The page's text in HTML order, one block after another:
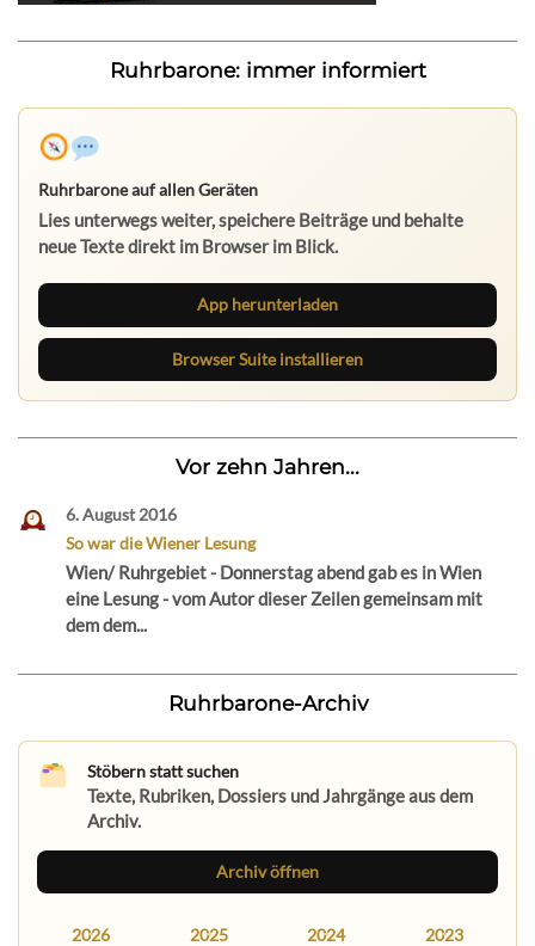
Ruhrbarone: immer informiert
Ruhrbarone auf allen Geräten
Lies unterwegs weiter, speichere Beiträge und behalte
neue Texte direkt im Browser im Blick.
App herunterladen
Browser Suite installieren
Vor zehn Jahren...
6. August 2016
So war die Wiener Lesung
Wien/ Ruhrgebiet - Donnerstag abend gab es in Wien
eine Lesung - vom Autor dieser Zeilen gemeinsam mit
dem dem...
Ruhrbarone-Archiv
Stöbern statt suchen
Texte, Rubriken, Dossiers und Jahrgänge aus dem
Archiv.
Archiv öffnen
2026 2025 2024 2023